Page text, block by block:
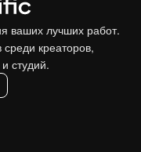
ваших лучших работ.
креаторов,
студий.